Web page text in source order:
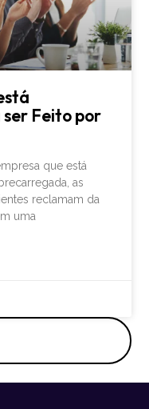
Feito por
que está
as
reclamam da
uma